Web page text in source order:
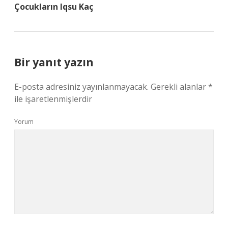
Çocukların Iqsu Kaç
Bir yanıt yazın
E-posta adresiniz yayınlanmayacak. Gerekli alanlar*
ile işaretlenmişlerdir
Yorum